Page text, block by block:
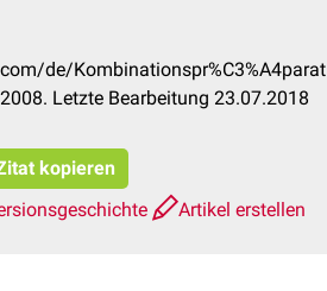
de/Kombinationspr%C3%A4parat
Letzte Bearbeitung 23.07.2018
kopieren
Artikel erstellen